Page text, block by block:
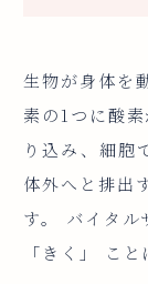
生物が身体を
素の1つに酸
り込み、細胞
体外へと排出
す。 バイタル
「きく」 こ